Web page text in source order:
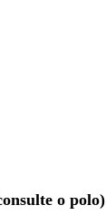
o polo)